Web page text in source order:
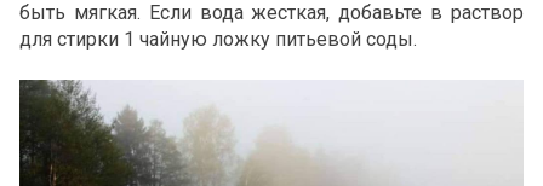
быть мягкая. Если вода жесткая, добавьте в раствор
для стирки 1 чайную ложку питьевой соды.